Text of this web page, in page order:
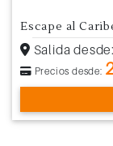
Escape al
Salida desde:
Precios desde: